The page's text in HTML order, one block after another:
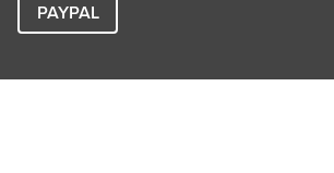
PAYPAL